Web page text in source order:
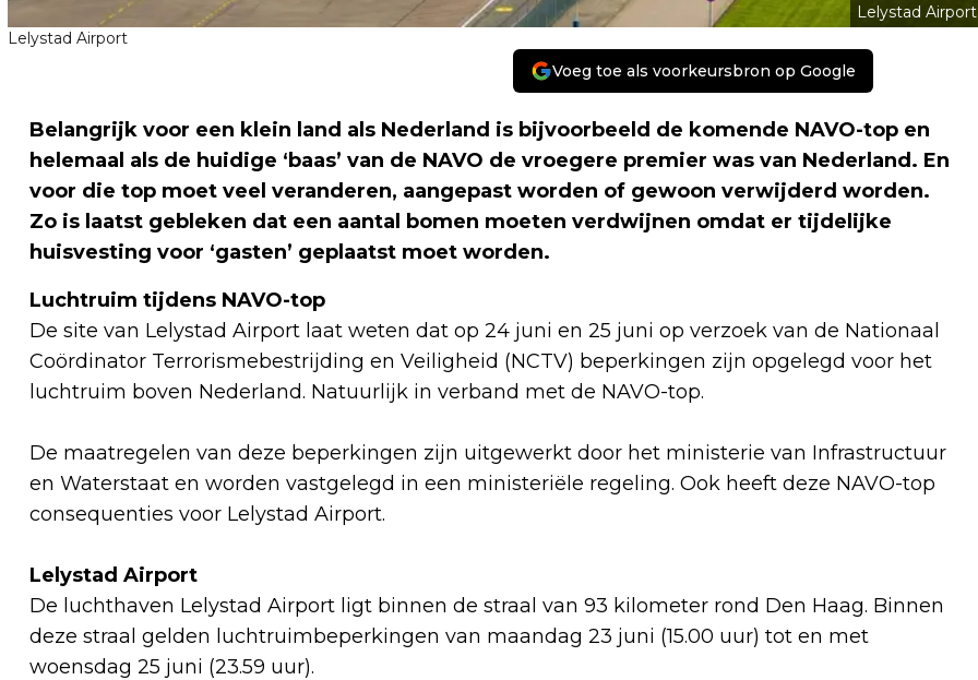
Lelystad Airport
Lelystad Airport
Voeg toe als voorkeursbron op Google
Belangrijk voor een klein land als Nederland is bijvoorbeeld de komende NAVO-top en
helemaal als de huidige ‘baas’ van de NAVO de vroegere premier was van Nederland. En
voor die top moet veel veranderen, aangepast worden of gewoon verwijderd worden.
Zo is laatst gebleken dat een aantal bomen moeten verdwijnen omdat er tijdelijke
huisvesting voor ‘gasten’ geplaatst moet worden.
Luchtruim tijdens NAVO-top
De site van Lelystad Airport laat weten dat op 24 juni en 25 juni op verzoek van de Nationaal
Coördinator Terrorismebestrijding en Veiligheid (NCTV) beperkingen zijn opgelegd voor het
luchtruim boven Nederland. Natuurlijk in verband met de NAVO-top.
De maatregelen van deze beperkingen zijn uitgewerkt door het ministerie van Infrastructuur
en Waterstaat en worden vastgelegd in een ministeriële regeling. Ook heeft deze NAVO-top
consequenties voor Lelystad Airport.
Lelystad Airport
De luchthaven Lelystad Airport ligt binnen de straal van 93 kilometer rond Den Haag. Binnen
deze straal gelden luchtruimbeperkingen van maandag 23 juni (15.00 uur) tot en met
woensdag 25 juni (23.59 uur).